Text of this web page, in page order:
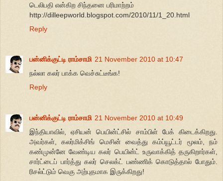
டெலிபதி என்கிற சிந்தனை பரிமாற்றம்
http://dilleepworld.blogspot.com/2010/11/1_20.html
Reply
பன்னிக்குட்டி ராம்சாமி 21 November 2010 at 10:47
நல்லா கலர் பாக்க வெச்சுட்டீங்க!
Reply
பன்னிக்குட்டி ராம்சாமி 21 November 2010 at 10:49
இந்தியாவில், ஏசியன் பெயின்ட்சில் சாம்பிள் பேக் கிடைக்கிறது.
அவர்கள், கலர்மிக்சிங் மெசின் வைத்து கம்ப்யூட்டர் மூலம், நம்
கண்முன்னே வேண்டிய கலர் பெயின்ட் உருவாக்கித் தருகிறார்கள்,
சார்ட்டைப் பார்த்து கலர் செலக்ட் பண்ணிக் கொடுத்தால் போதும்.
ரிசல்ட்டும் வெகு அற்புதமாக இருக்கிறது!